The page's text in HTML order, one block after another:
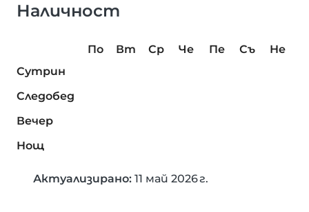
Наличност
По Вт Ср Че Пе Съ
Не
Сутрин
Следобед
Вечер
Нощ
Актуализирано: 11 май 2026 г.